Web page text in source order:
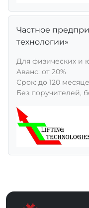
Частное
технологии»
Для физических и
Aванс: от 20%
Срок: до 120
Без поручителей,